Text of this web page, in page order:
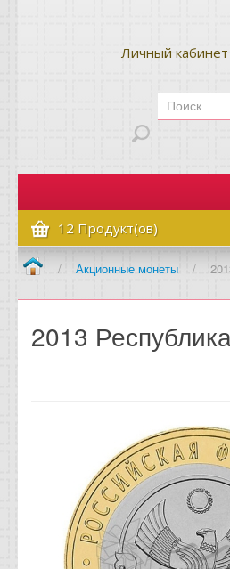
Личный кабинет
Главная
Как сделать заказ
Оплата и доставка
Контакты
12 Продукт(ов)
/ Акционные монеты /
2013